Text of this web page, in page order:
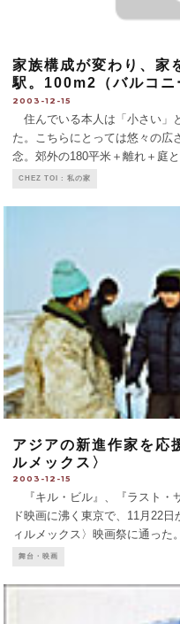
家族構成が変わり、
駅。100m2（バルコニ
300euros。
2003-12-15
住んでいる本人は「小さい」
た。こちらにとっては悠々の広
念。郊外の180平米＋離れ＋庭
現に住まいは小さくなったのだ
CHEZ TOI : 私の家
アジアの新進作家を応
ルメックス〉
2003-12-15
『キル・ビル』、『ラスト・
ド映画に沸く東京で、11月22
ィルメックス〉映画祭に通った
ンタリー映画祭 "アジア千波万
舞台・映画